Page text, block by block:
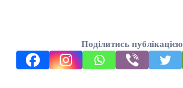
Поділитись публікацією